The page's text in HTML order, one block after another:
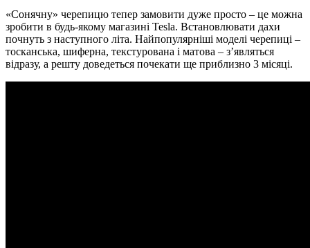
«Сонячну» черепицю тепер замовити дуже просто – це можна
зробити в будь-якому магазині Tesla. Встановлювати дахи
почнуть з наступного літа. Найпопулярніші моделі черепиці –
тосканська, шиферна, текстурована і матова – з’являться
відразу, а решту доведеться почекати ще приблизно 3 місяці.